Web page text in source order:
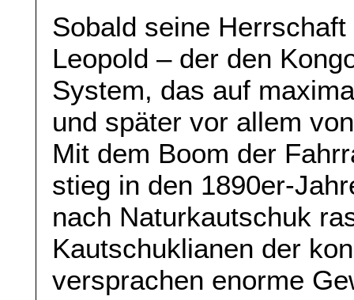
Sobald seine
Leopold – der den
System, das auf
und später vor allem
Mit dem Boom der
stieg in den 1890er-
nach Naturkautschuk
Kautschuklianen der
versprachen enorme